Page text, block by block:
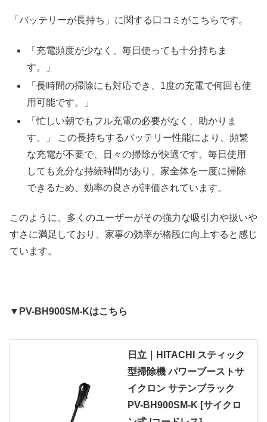
「バッテリーが長持ち」に関する口コミがこちらです。
「充電頻度が少なく、毎日使っても十分持ちま
す。」
「長時間の掃除にも対応でき、1度の充電で何回も使
用可能です。」
「忙しい朝でもフル充電の必要がなく、助かりま
す。」 この長持ちするバッテリー性能により、頻繁
な充電が不要で、日々の掃除が快適です。毎日使用
しても充分な持続時間があり、家全体を一度に掃除
できるため、効率の良さが評価されています。
このように、多くのユーザーがその強力な吸引力や扱いや
すさに満足しており、家事の効率が格段に向上すると感じ
ています。
▼PV-BH900SM-Kはこちら
日立｜HITACHI スティック
型掃除機 パワーブーストサ
イクロン サテンブラック
PV-BH900SM-K [サイクロ